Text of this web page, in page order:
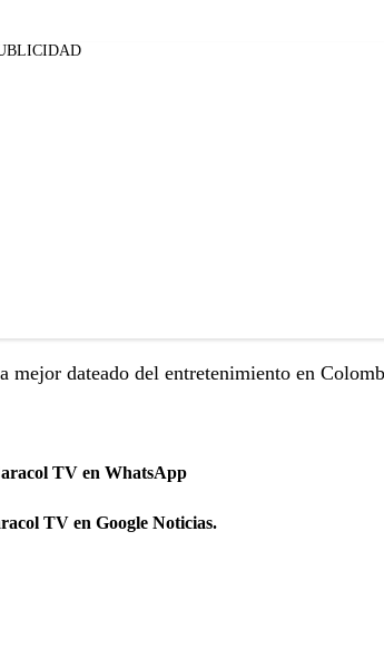
mejor dateado del entretenimiento en
TV en WhatsApp
TV en Google Noticias.